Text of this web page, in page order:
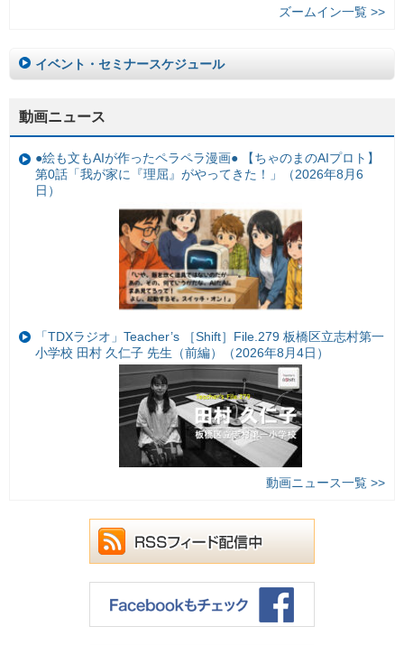
ズームイン一覧 >>
イベント・セミナースケジュール
動画ニュース
●絵も文もAIが作ったペラペラ漫画● 【ちゃのまのAIプロト】
第0話「我が家に『理屈』がやってきた！」（2026年8月6
日）
「TDXラジオ」Teacher’s ［Shift］File.279 板橋区立志村第一
小学校 田村 久仁子 先生（前編）（2026年8月4日）
動画ニュース一覧 >>